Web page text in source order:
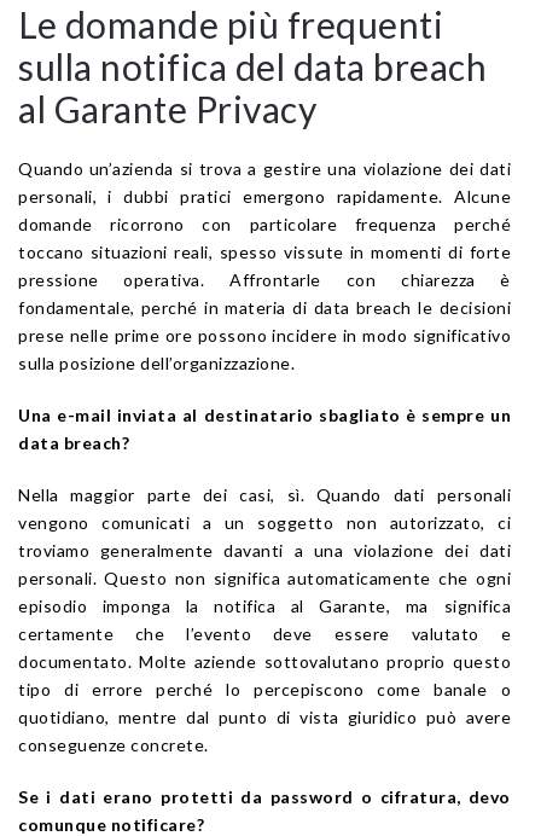
Le domande più frequenti
sulla notifica del data breach
al Garante Privacy
Quando un’azienda si trova a gestire una violazione dei dati
personali, i dubbi pratici emergono rapidamente. Alcune
domande ricorrono con particolare frequenza perché
toccano situazioni reali, spesso vissute in momenti di forte
pressione operativa. Affrontarle con chiarezza è
fondamentale, perché in materia di data breach le decisioni
prese nelle prime ore possono incidere in modo significativo
sulla posizione dell’organizzazione.
Una e-mail inviata al destinatario sbagliato è sempre un
data breach?
Nella maggior parte dei casi, sì. Quando dati personali
vengono comunicati a un soggetto non autorizzato, ci
troviamo generalmente davanti a una violazione dei dati
personali. Questo non significa automaticamente che ogni
episodio imponga la notifica al Garante, ma significa
certamente che l’evento deve essere valutato e
documentato. Molte aziende sottovalutano proprio questo
tipo di errore perché lo percepiscono come banale o
quotidiano, mentre dal punto di vista giuridico può avere
conseguenze concrete.
Se i dati erano protetti da password o cifratura, devo
comunque notificare?